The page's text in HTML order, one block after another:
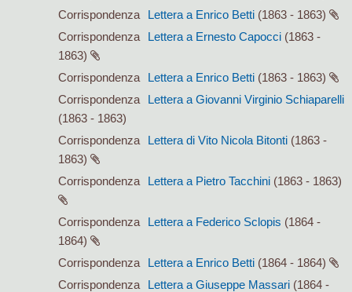
Corrispondenza
Lettera a Enrico Betti (1863 - 1863)
Corrispondenza
Lettera a Ernesto Capocci (1863 -
1863)
Corrispondenza
Lettera a Enrico Betti (1863 - 1863)
Corrispondenza
Lettera a Giovanni Virginio Schiaparelli
(1863 - 1863)
Corrispondenza
Lettera di Vito Nicola Bitonti (1863 -
1863)
Corrispondenza
Lettera a Pietro Tacchini (1863 - 1863)
Corrispondenza Lettera a Federico Sclopis (1864 -
1864)
Corrispondenza
Lettera a Enrico Betti (1864 - 1864)
Corrispondenza
Lettera a Giuseppe Massari (1864 -